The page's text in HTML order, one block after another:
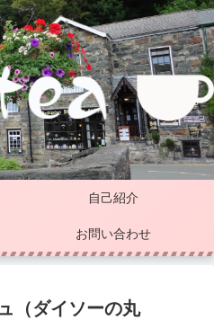
自己紹介
お問い合わせ
（ダイソーの丸